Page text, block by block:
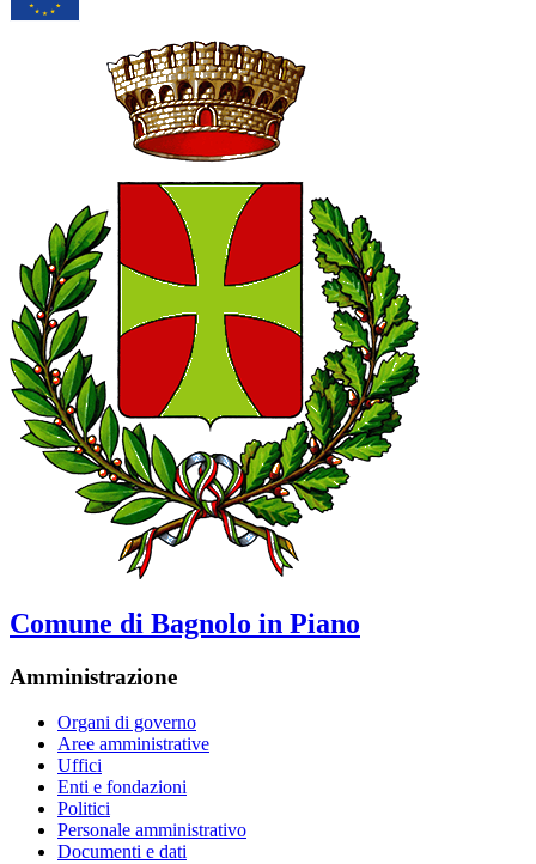
Comune di Bagnolo in Piano
Amministrazione
Organi di governo
Aree amministrative
Uffici
Enti e fondazioni
Politici
Personale amministrativo
Documenti e dati